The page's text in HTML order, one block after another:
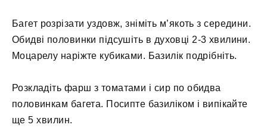
Багет розрізати уздовж, зніміть м’якоть з середини.
Обидві половинки підсушіть в духовці 2-3 хвилини.
Моцарелу наріжте кубиками. Базилік подрібніть.
Розкладіть фарш з томатами і сир по обидва
половинкам багета. Посипте базиліком і випікайте
ще 5 хвилин.